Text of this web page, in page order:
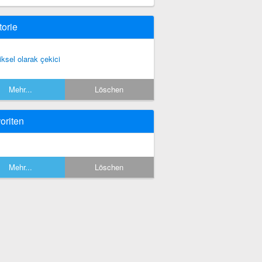
olarak çekici
Mehr... Löschen
Mehr... Löschen